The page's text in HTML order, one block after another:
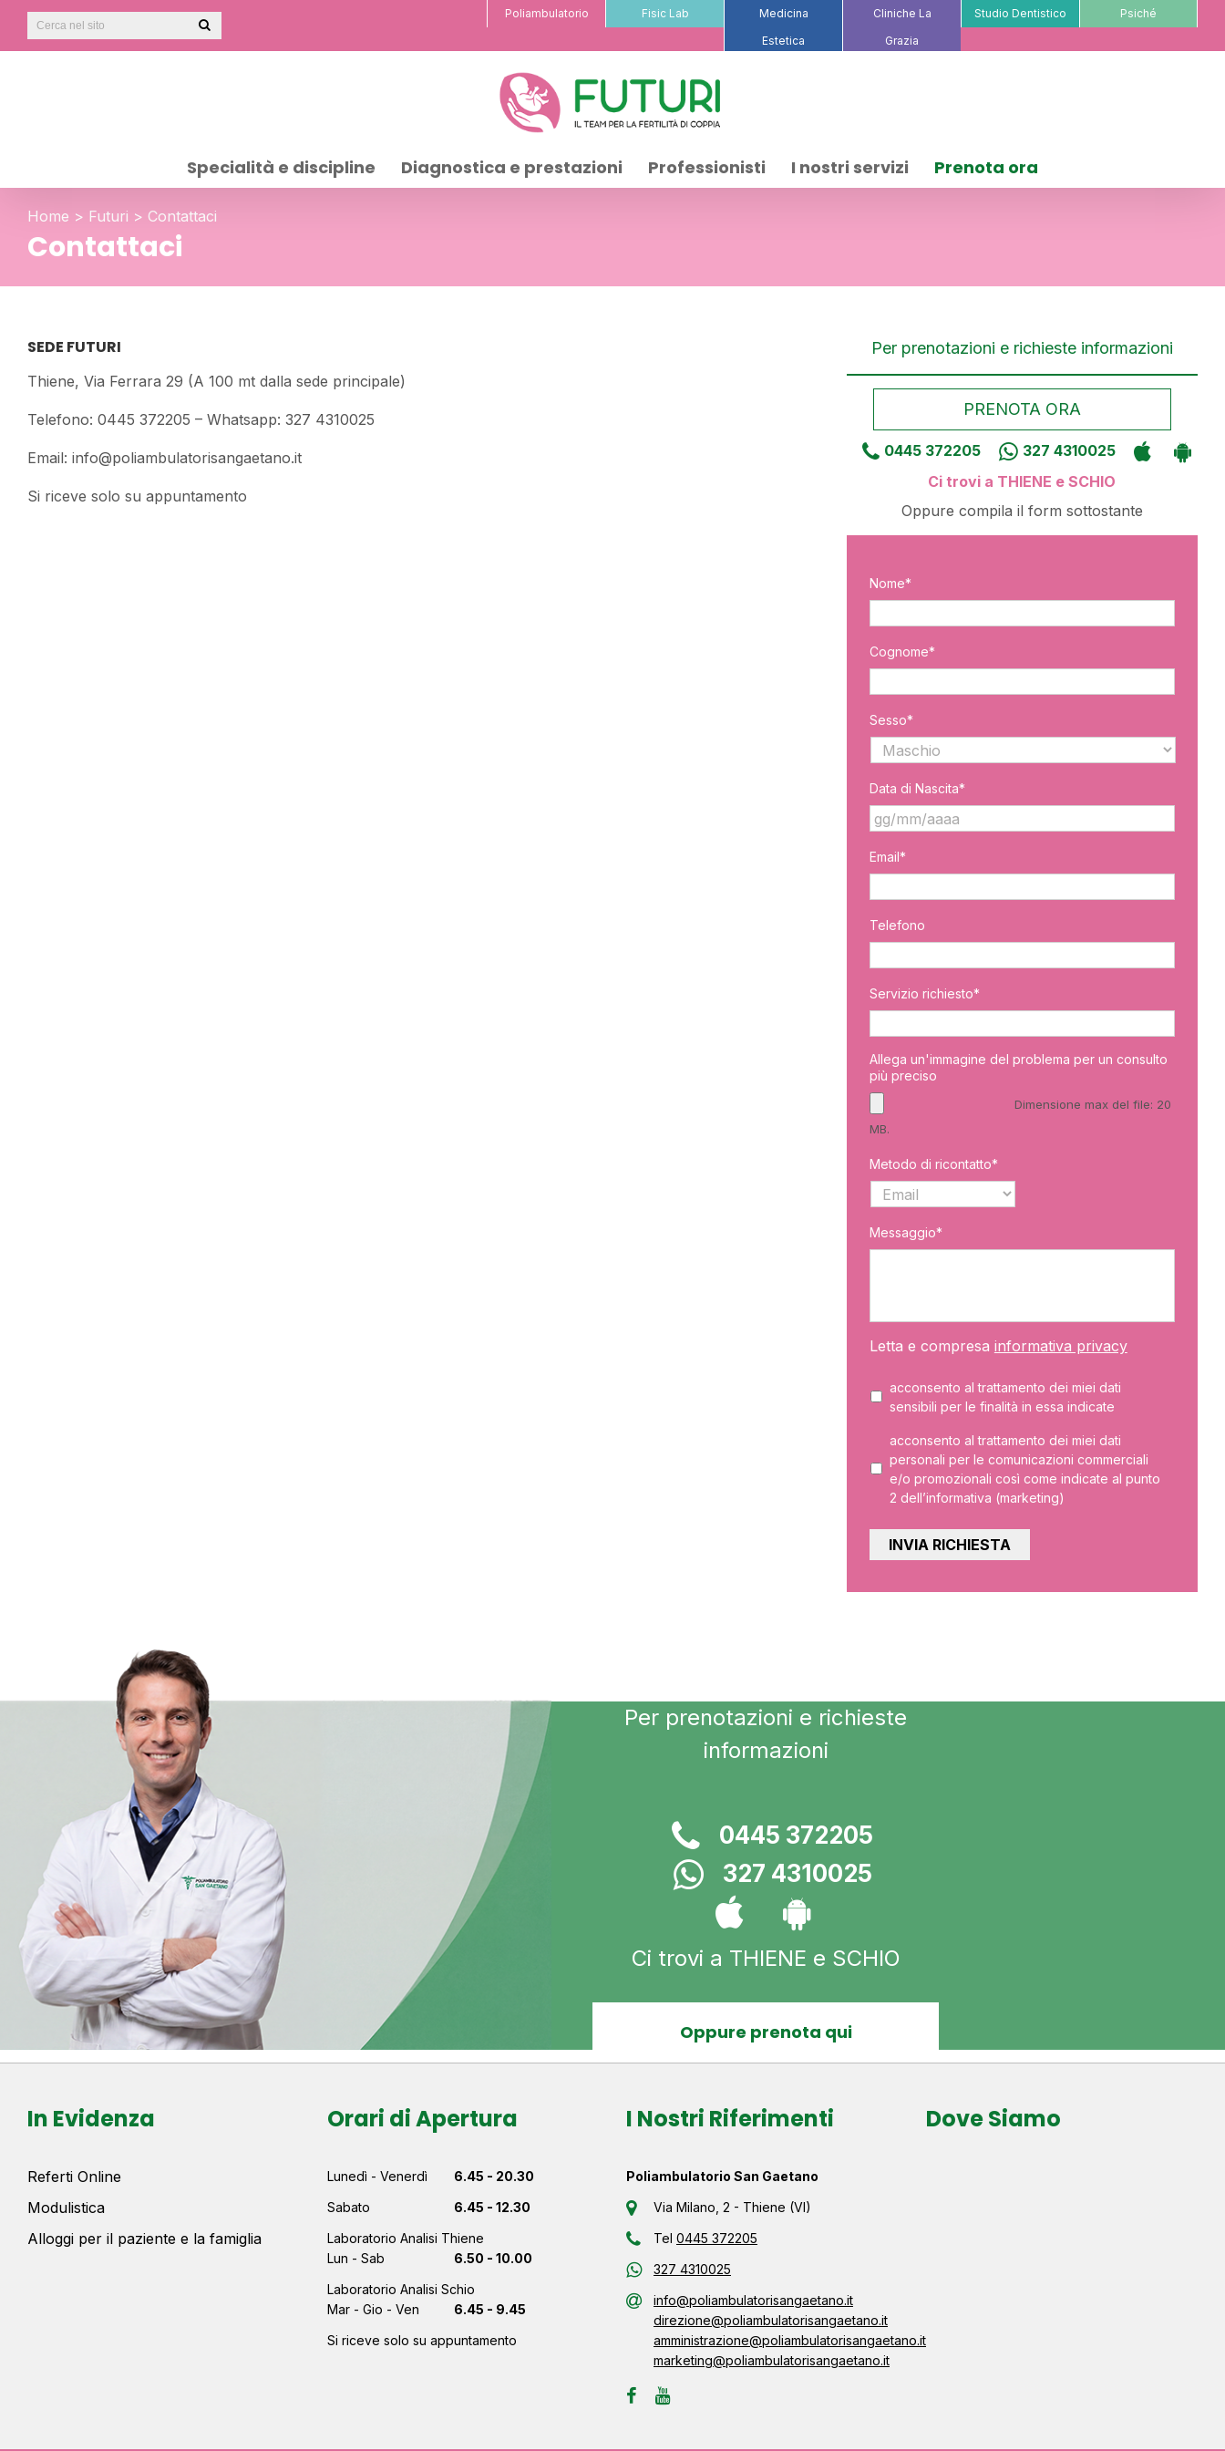
Poliambulatorio Fisic Lab
Medicina
Estetica
Cliniche La
Grazia
Studio Dentistico Psiché
Specialità e discipline Diagnostica e prestazioni Professionisti I nostri servizi Prenota ora
Home > Futuri > Contattaci
Contattaci
SEDE FUTURI
Thiene, Via Ferrara 29 (A 100 mt dalla sede principale)
Telefono: 0445 372205 – Whatsapp: 327 4310025
Email: info@poliambulatorisangaetano.it
Si riceve solo su appuntamento
Per prenotazioni e richieste informazioni
PRENOTA ORA
0445 372205
327 4310025
Ci trovi a THIENE e SCHIO
Oppure compila il form sottostante
Nome*
Cognome*
Sesso*
Data di Nascita*
slash
slash
AAAA
Email*
Telefono
Servizio richiesto*
Allega un'immagine del problema per un consulto
più preciso
Dimensione max del file: 20
MB.
Metodo di ricontatto*
Messaggio*
Letta e compresa informativa privacy
acconsento al trattamento dei miei dati
sensibili per le finalità in essa indicate
acconsento al trattamento dei miei dati
personali per le comunicazioni commerciali
e/o promozionali così come indicate al punto
2 dell’informativa (marketing)
Per prenotazioni e richieste
informazioni
0445 372205
327 4310025
Ci trovi a THIENE e SCHIO
Oppure prenota qui
In Evidenza
Referti Online
Modulistica
Alloggi per il paziente e la famiglia
Orari di Apertura
Lunedì - Venerdì
6.45 - 20.30
Sabato
6.45 - 12.30
Laboratorio Analisi Thiene
Lun - Sab
6.50 - 10.00
Laboratorio Analisi Schio
Mar - Gio - Ven
6.45 - 9.45
Si riceve solo su appuntamento
I Nostri Riferimenti
Poliambulatorio San Gaetano
Via Milano, 2 - Thiene (VI)
Tel 0445 372205
327 4310025
info@poliambulatorisangaetano.it
direzione@poliambulatorisangaetano.it
amministrazione@poliambulatorisangaetano.it
marketing@poliambulatorisangaetano.it
Dove Siamo